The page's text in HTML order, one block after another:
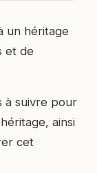
un héritage
et de
à suivre pour
ainsi
cet